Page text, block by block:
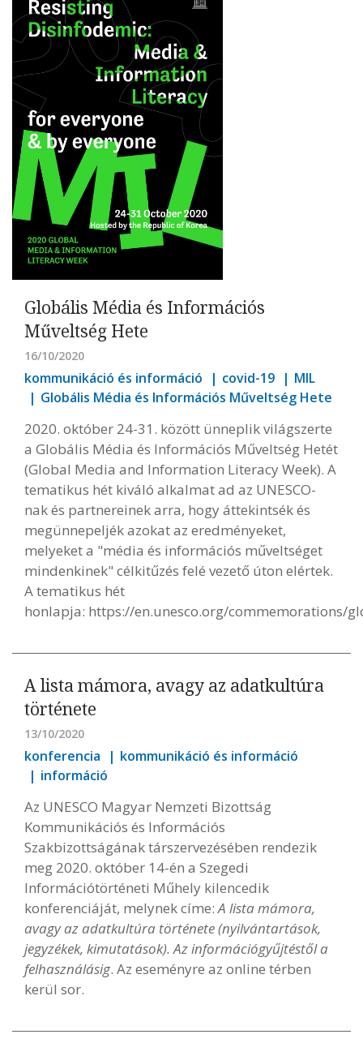
Globális Média és Információs
Műveltség Hete
16/10/2020
kommunikáció és információ covid-19
MIL
Globális Média és Információs Műveltség Hete
2020. október 24-31. között ünneplik világszerte
a Globális Média és Információs Műveltség Hetét
(Global Media and Information Literacy Week). A
tematikus hét kiváló alkalmat ad az UNESCO-
nak és partnereinek arra, hogy áttekintsék és
megünnepeljék azokat az eredményeket,
melyeket a "média és információs műveltséget
mindenkinek" célkitűzés felé vezető úton elértek.
A tematikus hét
honlapja: https://en.unesco.org/commemorations/
A lista mámora, avagy az adatkultúra
története
13/10/2020
konferencia
kommunikáció és információ
információ
Az UNESCO Magyar Nemzeti Bizottság
Kommunikációs és Információs
Szakbizottságának társzervezésében rendezik
meg 2020. október 14-én a Szegedi
Információtörténeti Műhely kilencedik
konferenciáját, melynek címe: A lista mámora,
avagy az adatkultúra története (nyilvántartások,
jegyzékek, kimutatások). Az információgyűjtéstől a
felhasználásig. Az eseményre az online térben
kerül sor.